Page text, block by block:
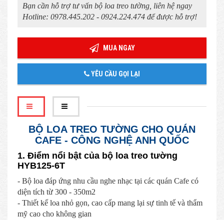
Bạn cần hỗ trợ tư vấn bộ loa treo tường, liên hệ ngay
Hotline: 0978.445.202 - 0924.224.474 để được hỗ trợ!
MUA NGAY
YÊU CẦU GỌI LẠI
BỘ LOA TREO TƯỜNG CHO QUÁN
CAFE - CÔNG NGHỆ ANH QUỐC
​​​​​1. Điểm nổi bật của bộ loa treo tường
HYB125-6T
- Bộ loa đáp ứng nhu cầu nghe nhạc tại các quán Cafe có
diện tích từ 300 - 350m2
- Thiết kế loa nhỏ gọn, cao cấp mang lại sự tinh tế và thẩm
mỹ cao cho không gian